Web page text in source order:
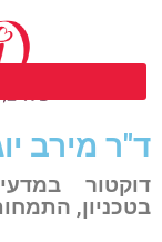
ד"ר מירב
דוקטור
בטכניון,